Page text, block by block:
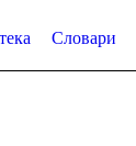
Словари